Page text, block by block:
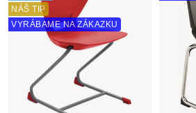
NÁŠ TIP
VYRÁBAME NA ZÁKAZKU